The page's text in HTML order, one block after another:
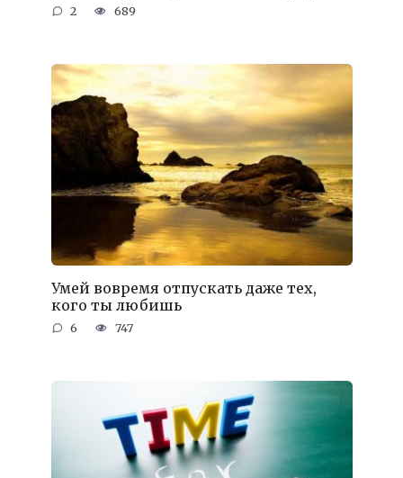
2 689
Умей вовремя отпускать даже тех,
кого ты любишь
6 747